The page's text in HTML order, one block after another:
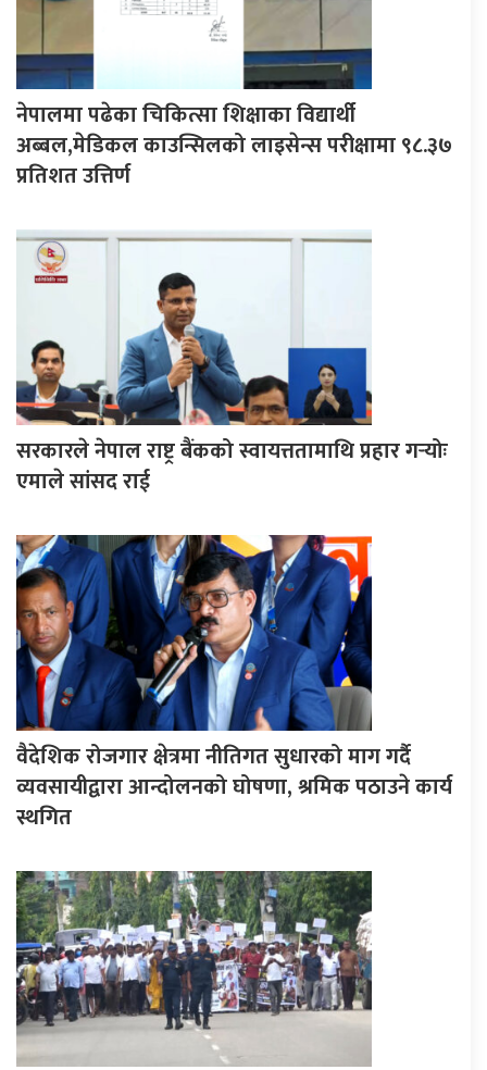
नेपालमा पढेका चिकित्सा शिक्षाका विद्यार्थी
अब्बल,मेडिकल काउन्सिलको लाइसेन्स परीक्षामा ९८.३७
प्रतिशत उत्तिर्ण
सरकारले नेपाल राष्ट्र बैंकको स्वायत्ततामाथि प्रहार गर्‍योः
एमाले सांसद राई
वैदेशिक रोजगार क्षेत्रमा नीतिगत सुधारको माग गर्दै
व्यवसायीद्वारा आन्दोलनको घोषणा, श्रमिक पठाउने कार्य
स्थगित